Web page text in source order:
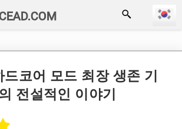
코어 모드 최장 생존 기
전설적인 이야기